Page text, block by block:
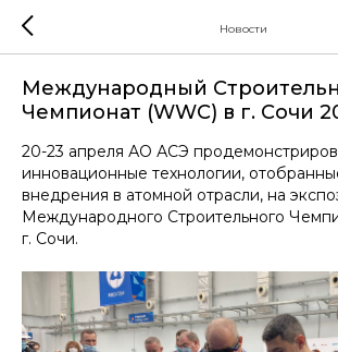
Новости
Международный
Чемпионат (WWC) в г. Сочи
20-23 апреля АО АСЭ
инновационные технологии,
внедрения в атомной отрасли, на
Международного Строительного
г. Сочи.